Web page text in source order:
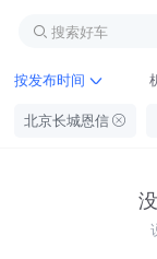
搜索好车
按发布时间
北京长城恩信